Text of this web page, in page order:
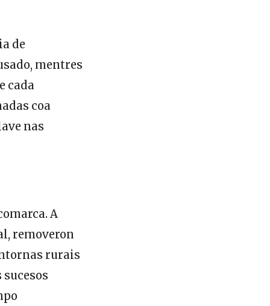
de
mentres
cada
coa
nas
A
removeron
rurais